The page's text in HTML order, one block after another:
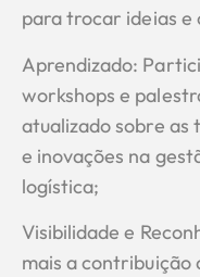
para trocar ideias
Aprendizado:
workshops e
atualizado sobre as
e inovações na
logística;
Visibilidade e
mais a contribuição